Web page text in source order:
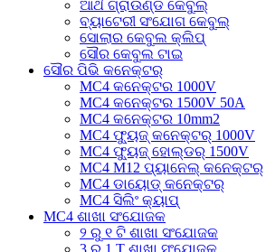
ଆର୍ଥ ଗ୍ରାଉଣ୍ଡ କେବୁଲ୍
ବ୍ୟାଟେରୀ ସଂଯୋଗ କେବୁଲ୍
ସୋଲାର କେବୁଲ କ୍ଲିପ୍
ସୌର କେବୁଲ ଟାଇ
ସୌର ପିଭି କନେକ୍ଟର୍
MC4 କନେକ୍ଟର 1000V
MC4 କନେକ୍ଟର 1500V 50A
MC4 କନେକ୍ଟର 10mm2
MC4 ଫ୍ୟୁଜ୍ କନେକ୍ଟର୍ 1000V
MC4 ଫ୍ୟୁଜ୍ ହୋଲ୍ଡର୍ 1500V
MC4 M12 ପ୍ୟାନେଲ୍ କନେକ୍ଟର୍
MC4 ଡାୟୋଡ୍ କନେକ୍ଟର୍
MC4 ସିଲିଂ କ୍ୟାପ୍
MC4 ଶାଖା ସଂଯୋଜକ
୨ ରୁ ୧ ଟି ଶାଖା ସଂଯୋଜକ
3 ରୁ 1 T ଶାଖା ସଂଯୋଜକ